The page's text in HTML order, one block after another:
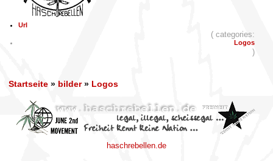
Url
( categories:
Logos
)
Startseite » bilder» Logos
haschrebellen.de